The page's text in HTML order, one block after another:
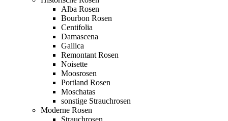
Alba Rosen
Bourbon Rosen
Centifolia
Damascena
Gallica
Remontant Rosen
Noisette
Moosrosen
Portland Rosen
Moschatas
sonstige Strauchrosen
Moderne Rosen
Strauchrosen